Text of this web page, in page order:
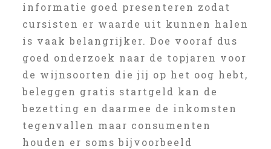
informatie goed presenteren zodat
cursisten er waarde uit kunnen halen
is vaak belangrijker. Doe vooraf dus
goed onderzoek naar de topjaren voor
de wijnsoorten die jij op het oog hebt,
beleggen gratis startgeld kan de
bezetting en daarmee de inkomsten
tegenvallen maar consumenten
houden er soms bijvoorbeeld